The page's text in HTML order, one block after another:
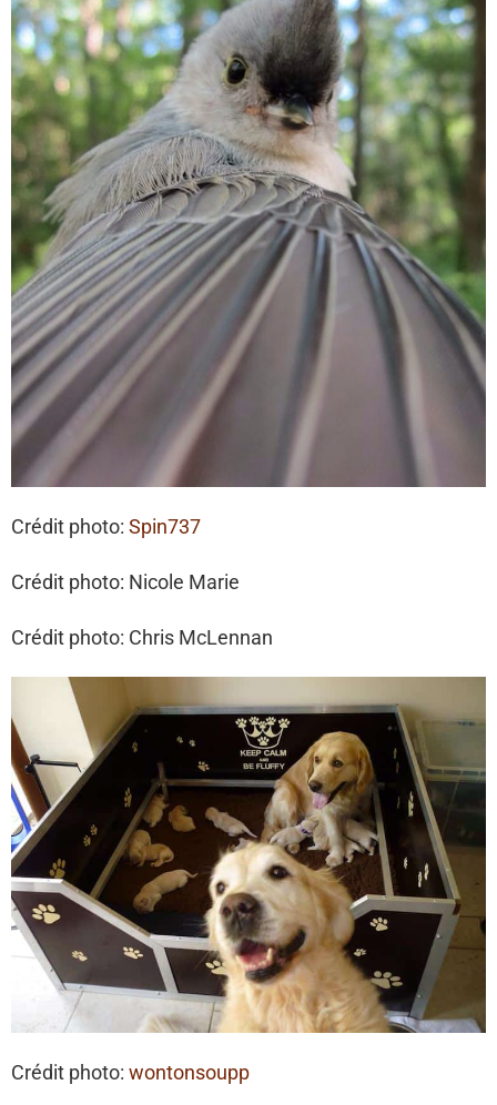
Crédit photo: Spin737
Crédit photo: Nicole Marie
Crédit photo: Chris McLennan
Crédit photo: wontonsoupp